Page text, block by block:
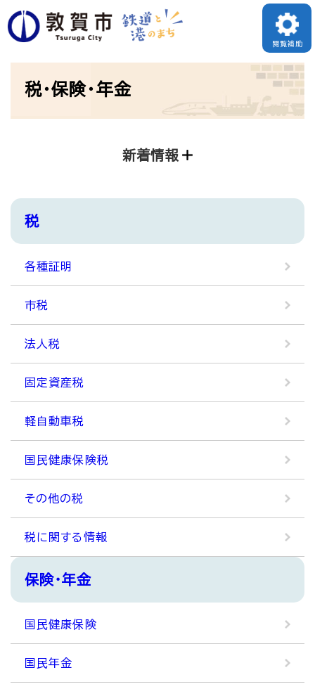
ペ
ー
メニューを飛ばして本文へ
閲覧補助
税・保険・年金
新着情報
税
各種証明
市税
法人税
固定資産税
軽自動車税
国民健康保険税
その他の税
税に関する情報
保険・年金
国民健康保険
国民年金